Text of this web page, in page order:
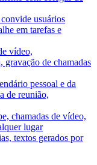
usuários
em tarefas e
vídeo,
de chamadas
pessoal e da
de reunião,
chamadas de vídeo,
lugar
textos gerados por